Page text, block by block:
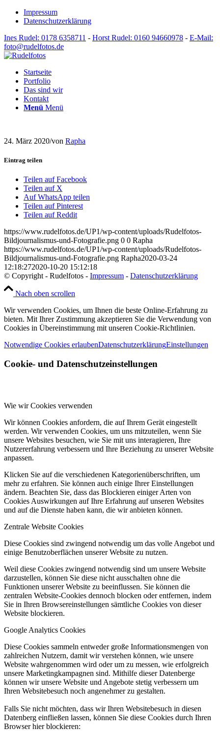
Impressum
Datenschutzerklärung
Ines Rudel: 0178 6358711 - Horst Rudel: 0160 94660978 - E-Mail:
foto@rudelfotos.de
Startseite
Portfolio
Das sind wir
Kontakt
Menü Menü
24. März 2020/von Rapha
Eintrag teilen
Teilen auf Facebook
Teilen auf X
Auf WhatsApp teilen
Teilen auf Pinterest
Teilen auf Reddit
https://www.rudelfotos.de/UP1/wp-content/uploads/Rudelfotos-
Bildjournalismus-und-Fotografie.png 0 0 Rapha
https://www.rudelfotos.de/UP1/wp-content/uploads/Rudelfotos-
Bildjournalismus-und-Fotografie.png Rapha2020-03-24
12:18:272020-10-20 15:12:18
© Copyright - Rudelfotos - Impressum - Datenschutzerklärung
Nach oben scrollen
Wir verwenden Cookies, um Ihnen die beste Online-Erfahrung zu
bieten. Mit Ihrer Zustimmung akzeptieren Sie die Verwendung von
Cookies in Übereinstimmung mit unseren Cookie-Richtlinien.
Notwendige Cookies erlaubenDatenschutzerklärungEinstellungen
Cookie- und Datenschutzeinstellungen
Wie wir Cookies verwenden
Wir können Cookies anfordern, die auf Ihrem Gerät eingestellt
werden. Wir verwenden Cookies, um uns mitzuteilen, wenn Sie
unsere Websites besuchen, wie Sie mit uns interagieren, Ihre
Nutzererfahrung verbessern und Ihre Beziehung zu unserer Website
anpassen.
Klicken Sie auf die verschiedenen Kategorienüberschriften, um
mehr zu erfahren. Sie können auch einige Ihrer Einstellungen
ändern. Beachten Sie, dass das Blockieren einiger Arten von
Cookies Auswirkungen auf Ihre Erfahrung auf unseren Websites
und auf die Dienste haben kann, die wir anbieten können.
Zentrale Website Cookies
Diese Cookies sind zwingend notwendig um das volle Angebot und
einige Benutzoberflächen unserer Website zu nutzen.
Weil diese Cookies zwingend notwendig sind um unsere Website
darzustellen, können Sie diese nicht ausschalten ohne die
Funktionen unserer Website zu beeinflussen. Sie können die
zentralen Website-Cookies dennoch blocken oder entfernen, indem
Sie in Ihren Browsereinstellungen sämtliche Cookies von dieser
Website blockieren.
Google Analytics Cookies
Diese Cookies sammeln entweder große Informationsmengen von
zahlreichen Nutzern, damit wir verstehen können, wie unsere
Website wahrgenommen wird oder um zu messen, wie erfolgreich
unsere Marketingkampagnen sind. Mithilfe dieser Datenberge
können wir unsere Website und Angebote stetig verbessern um
Ihren Websitebesuch noch angenehmer zu gestalten.
Falls Sie nicht möchten, dass wir Ihren Websitebesuch in diesen
Datenberg einfließen lassen, können Sie diese Cookies durch Ihren
Browser hier blockieren: